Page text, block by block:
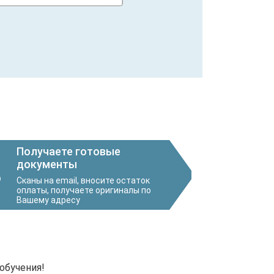
Получаете готовые
документы
Сканы на email, вносите остаток
оплаты, получаете оригиналы по
Вашему адресу